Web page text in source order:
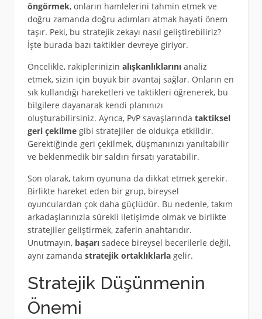
öngörmek, onların hamlelerini tahmin etmek ve
doğru zamanda doğru adımları atmak hayati önem
taşır. Peki, bu stratejik zekayı nasıl geliştirebiliriz?
İşte burada bazı taktikler devreye giriyor.
Öncelikle, rakiplerinizin alışkanlıklarınıanaliz
etmek, sizin için büyük bir avantaj sağlar. Onların en
sık kullandığı hareketleri ve taktikleri öğrenerek, bu
bilgilere dayanarak kendi planınızı
oluşturabilirsiniz. Ayrıca, PvP savaşlarında taktiksel
geri çekilmegibi stratejiler de oldukça etkilidir.
Gerektiğinde geri çekilmek, düşmanınızı yanıltabilir
ve beklenmedik bir saldırı fırsatı yaratabilir.
Son olarak, takım oyununa da dikkat etmek gerekir.
Birlikte hareket eden bir grup, bireysel
oyunculardan çok daha güçlüdür. Bu nedenle, takım
arkadaşlarınızla sürekli iletişimde olmak ve birlikte
stratejiler geliştirmek, zaferin anahtarıdır.
Unutmayın, başarısadece bireysel becerilerle değil,
aynı zamanda stratejik ortaklıklarlagelir.
Stratejik Düşünmenin
Önemi